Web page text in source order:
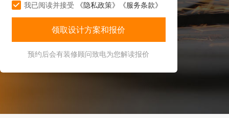
我已阅读并接受 《隐私政策》 《服务条款》
预约后会有装修顾问致电为您解读报价